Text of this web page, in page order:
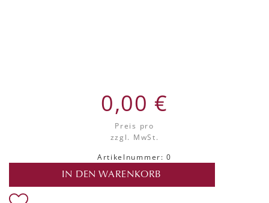
0,00 €
Preis pro
zzgl. MwSt.
Artikelnummer: 0
IN DEN WARENKORB